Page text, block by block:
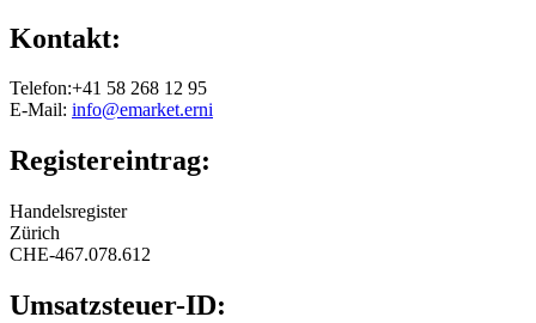
Kontakt:
Telefon:+41 58 268 12 95
E-Mail: info@emarket.erni
Registereintrag:
Handelsregister
Zürich
CHE-467.078.612
Umsatzsteuer-ID: